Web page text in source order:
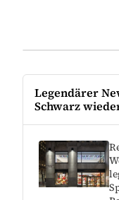
Legendärer
Schwarz